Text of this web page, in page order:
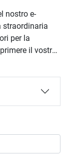
nostro e-
straordinaria
per la
il vostro
speciale
vasta
a sfera e
e rifinite con
e offriamo
nel tempo
nostra